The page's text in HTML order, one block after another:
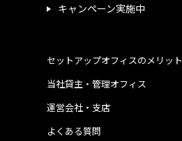
キャンペーン実施中
運営会社・支店
よくある質問
当社貸主・管理オフィス
セットアップオフィスのメリット